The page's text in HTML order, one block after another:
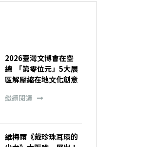
2026臺灣文博會在空
總 「第零位元」5大展
區解壓縮在地文化創意
繼續閱讀
維梅爾《戴珍珠耳環的